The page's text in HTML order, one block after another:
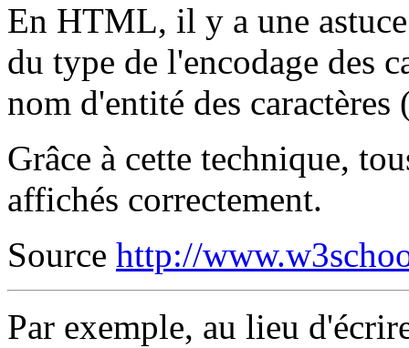
En HTML, il y a une
du type de l'encodage des
nom d'entité des
Grâce à cette technique,
affichés correctement.
Source http://
Par exemple, au lieu